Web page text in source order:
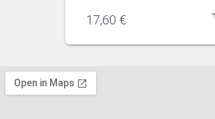
17,60 €